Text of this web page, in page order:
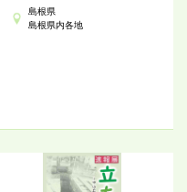
島根県
島根県内各地